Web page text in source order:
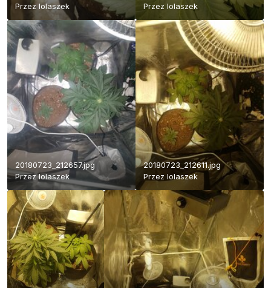
Przez lolaszek
Przez lolaszek
20180723_212657.jpg
Przezlolaszek
20180723_212611.jpg
Przez lolaszek